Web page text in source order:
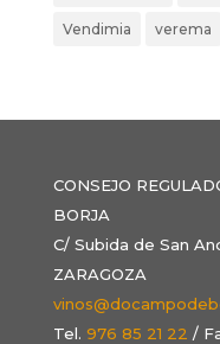
Vendimia verema
CONSEJO
BORJA
C/ Subida de San
ZARAGOZA
Tel. 976 85 21 22 /